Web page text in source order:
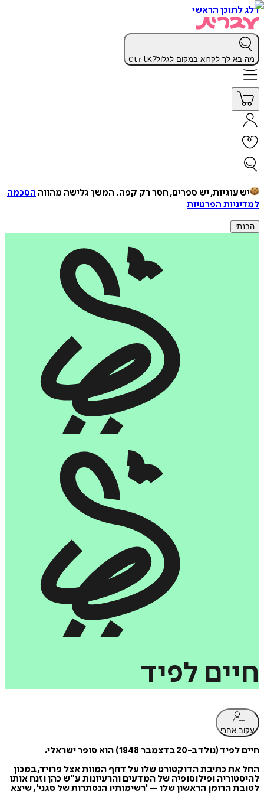
דלג לתוכן הראשי
מה בא לך לקרוא במקום לגלול? CtrlK
יש עוגיות, יש ספרים, חסר רק קפה. המשך גלישה מהווה הסכמה
למדיניות הפרטיות
הבנתי
חיים לפיד
עקוב אחרי
חיים לפיד (נולד ב-20 בדצמבר 1948) הוא סופר ישראלי.
החל את כתיבת הדוקטורט שלו על דחף המוות אצל פרויד, במכון
להיסטוריה ופילוסופיה של המדעים והרעיונות ע"ש כהן וזנח אותו
לטובת הרומן הראשון שלו – 'רשימותיו הנסתרות של סגני', שיצא